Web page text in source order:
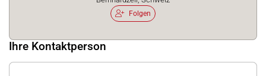
Folgen
Ihre Kontaktperson